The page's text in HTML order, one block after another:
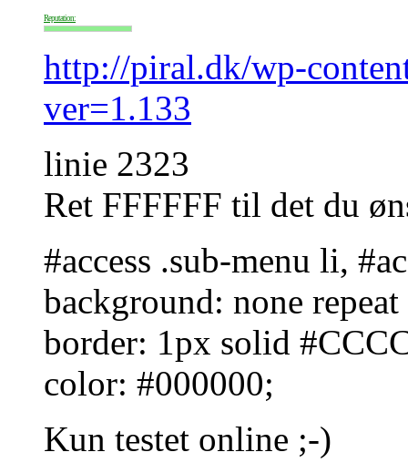
Reputation:
http://piral.dk/wp-
ver=1.133
linie 2323
Ret FFFFFF til det du
#access .sub-menu li,
background: none
border: 1px solid
color: #000000;
Kun testet online ;-)